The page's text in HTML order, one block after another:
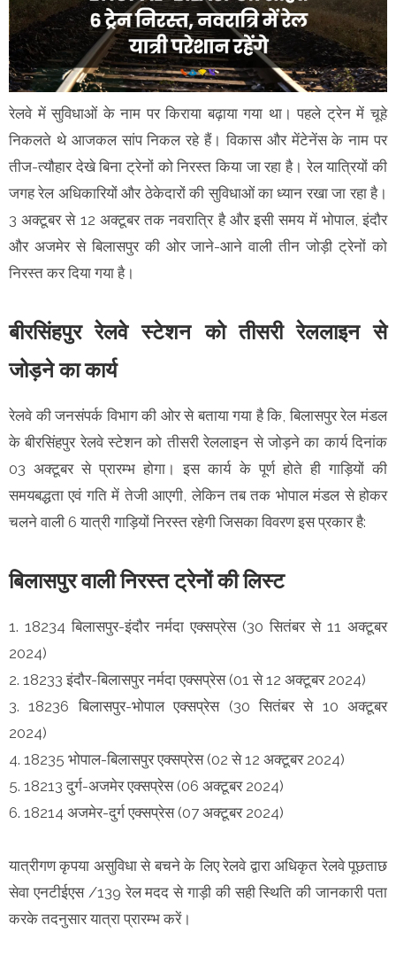
रेलवे में सुविधाओं के नाम पर किराया बढ़ाया गया था। पहले ट्रेन में चूहे
निकलते थे आजकल सांप निकल रहे हैं। विकास और मेंटेनेंस के नाम पर
तीज-त्यौहार देखे बिना ट्रेनों को निरस्त किया जा रहा है। रेल यात्रियों की
जगह रेल अधिकारियों और ठेकेदारों की सुविधाओं का ध्यान रखा जा रहा है।
3 अक्टूबर से 12 अक्टूबर तक नवरात्रि है और इसी समय में भोपाल, इंदौर
और अजमेर से बिलासपुर की ओर जाने-आने वाली तीन जोड़ी ट्रेनों को
निरस्त कर दिया गया है।
बीरसिंहपुर रेलवे स्टेशन को तीसरी रेललाइन से
जोड़ने का कार्य
रेलवे की जनसंपर्क विभाग की ओर से बताया गया है कि, बिलासपुर रेल मंडल
के बीरसिंहपुर रेलवे स्टेशन को तीसरी रेललाइन से जोड़ने का कार्य दिनांक
03 अक्टूबर से प्रारम्भ होगा। इस कार्य के पूर्ण होते ही गाड़ियों की
समयबद्धता एवं गति में तेजी आएगी, लेकिन तब तक भोपाल मंडल से होकर
चलने वाली 6 यात्री गाड़ियों निरस्त रहेगी जिसका विवरण इस प्रकार है:
बिलासपुर वाली निरस्त ट्रेनों की लिस्ट
1. 18234 बिलासपुर-इंदौर नर्मदा एक्सप्रेस (30 सितंबर से 11 अक्टूबर
2024)
2. 18233 इंदौर-बिलासपुर नर्मदा एक्सप्रेस (01 से 12 अक्टूबर 2024)
3. 18236 बिलासपुर-भोपाल एक्सप्रेस (30 सितंबर से 10 अक्टूबर
2024)
4. 18235 भोपाल-बिलासपुर एक्सप्रेस (02 से 12 अक्टूबर 2024)
5. 18213 दुर्ग-अजमेर एक्सप्रेस (06 अक्टूबर 2024)
6. 18214 अजमेर-दुर्ग एक्सप्रेस (07 अक्टूबर 2024)
यात्रीगण कृपया असुविधा से बचने के लिए रेलवे द्वारा अधिकृत रेलवे पूछताछ
सेवा एनटीईएस /139 रेल मदद से गाड़ी की सही स्थिति की जानकारी पता
करके तदनुसार यात्रा प्रारम्भ करें।